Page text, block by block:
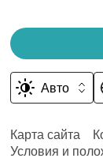
Карта сайта
Условия и
Авто